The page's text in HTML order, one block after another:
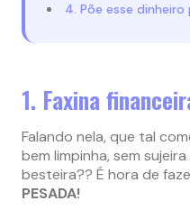
4. Põe esse dinheiro
1. Faxina
Falando nela, que tal
bem limpinha, sem
besteira?? É hora de
PESADA!